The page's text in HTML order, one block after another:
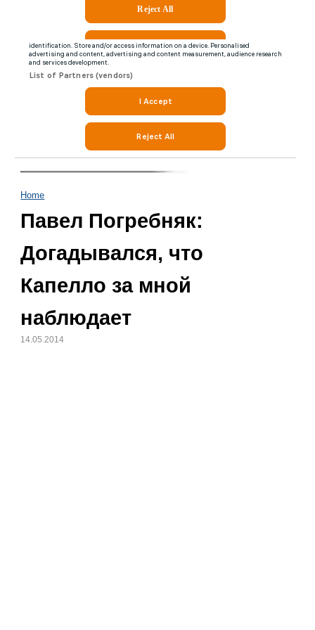
Home
Павел Погребняк:
Догадывался, что
Капелло за мной
наблюдает
14.05.2014